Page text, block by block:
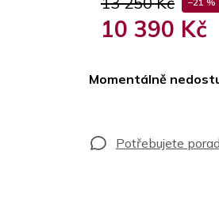
10 390 Kč
Momentálně